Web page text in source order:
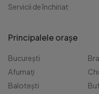
Servicii de închiriat
Principalele orașe
București
Afumați
Balotești